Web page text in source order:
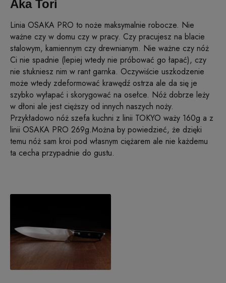
Aka Tori
Linia OSAKA PRO to noże maksymalnie robocze. Nie
ważne czy w domu czy w pracy. Czy pracujesz na blacie
stalowym, kamiennym czy drewnianym. Nie ważne czy nóż
Ci nie spadnie (lepiej wtedy nie próbować go łapać), czy
nie stukniesz nim w rant garnka. Oczywiście uszkodzenie
może wtedy zdeformować krawędź ostrza ale da się je
szybko wyłapać i skorygować na osełce. Nóż dobrze leży
w dłoni ale jest cięższy od innych naszych noży.
Przykładowo nóż szefa kuchni z linii TOKYO waży 160g a z
linii OSAKA PRO 269g.Można by powiedzieć, że dzięki
temu nóż sam kroi pod własnym ciężarem ale nie każdemu
ta cecha przypadnie do gustu.